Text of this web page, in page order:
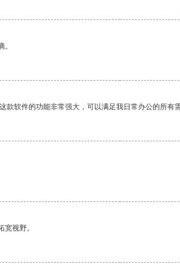
软件的功能非常强大，可以满足我日常办公的所有
视野。